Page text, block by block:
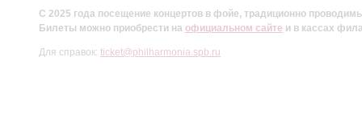
С 2025 года посещение концертов в фойе, традиционно
Билеты можно приобрести на официальном сайте и в кассах
Для справок: ticket@philharmonia.spb.ru